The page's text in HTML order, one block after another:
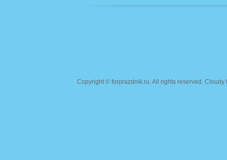
Copyright © forprazdnik.ru. All rights reserved.